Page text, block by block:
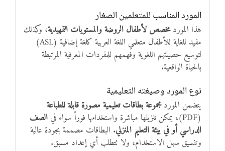
المورد المناسب للمتعلمين الصغار
هذا الموردمخصص لأطفال الروضة والمستويات التمهيدية، وكذلك
مفيد للغاية للأطفال متعلمي اللغة العربية كلغة إضافية (ASL)
لتوسيع حصيلتهم اللغوية وفهمهم للمفردات المعرفية المرتبطة
بالحياة الواقعية.
نوع المورد وصيغته التعليمية
يتضمن الموردمجموعة بطاقات تعليمية مصورة قابلة للطباعة
(PDF)، يمكن تنزيلها مباشرة واستخدامها فوراً سواء في
الصف
الدراسي أو في بيئة التعليم المنزلي. البطاقات مصممة بجودة عالية
وتنسيق سهل الاستخدام، ولا تتطلب أي إعداد مسبق.